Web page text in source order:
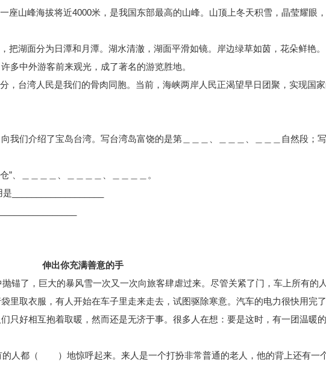
座山峰海拔将近4000米，是我国东部最高的山峰。山顶上冬天积雪，晶莹耀眼
把湖面分为日潭和月潭。湖水清澈，湖面平滑如镜。岸边绿草如茵，花朵鲜艳
多中外游客前来观光，成了著名的游览胜地。
，台湾人民是我们的骨肉同胞。当前，海峡两岸人民正渴望早日团聚，实现国
绍了宝岛台湾。写台湾岛富饶的是第＿＿＿、＿＿＿、＿＿＿自然段；
”、＿＿＿＿、＿＿＿＿、＿＿＿＿。
___________________
伸出你充满善意的手
锚了，巨大的暴风雪一次又一次向旅客肆虐过来。尽管关紧了门，车上所有的人
里取衣服，有人开始在车子里走来走去，试图驱除寒意。汽车的电力很快用完了
只好相互抱着取暖，然而还是无济于事。很多人在想：要是这时，有一团温暖
人都（ ）地惊呼起来。来人是一个打扮非常普通的老人，他的背上还有一